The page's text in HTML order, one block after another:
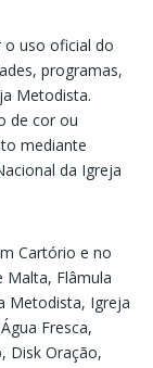
o uso oficial do
programas,
Metodista.
de cor ou
mediante
da Igreja
Cartório e no
Malta, Flâmula
Metodista, Igreja
Fresca,
Disk Oração,